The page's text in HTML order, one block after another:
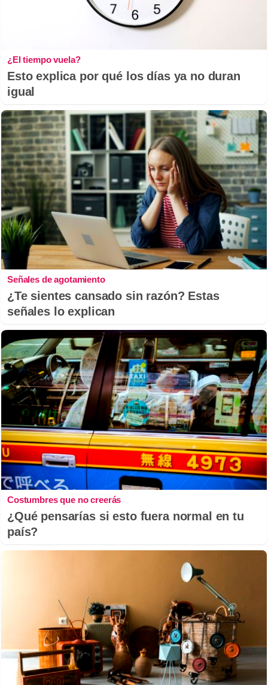
¿El tiempo vuela?
Esto explica por qué los días ya no duran
igual
Señales de agotamiento
¿Te sientes cansado sin razón? Estas
señales lo explican
Costumbres que no creerás
¿Qué pensarías si esto fuera normal en tu
país?